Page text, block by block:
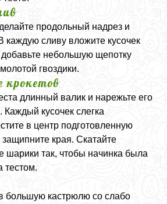
продольный надрез и
каждую сливу вложите кусочек
небольшую щепотку
гвоздики.
крокетов
длинный валик и нарежьте его
Каждый кусочек слегка
в центр подготовленную
края. Скатайте
шарики так, чтобы начинка была
тестом.
большую кастрюлю со слабо